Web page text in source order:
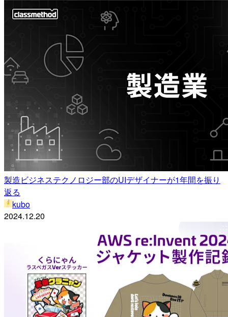
製造ビジネステクノロジー部のUIデザイナーが1年間を振り
返る
kubo
2024.12.20